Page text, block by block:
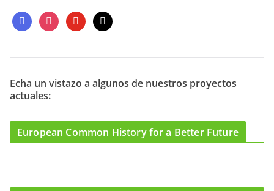
f
a
e
o
o
i
n
t
g
r
m
y
o
t
b
m
a
l
Echa un vistazo a algunos de nuestros proyectos
actuales:
European Common History for a Better Future